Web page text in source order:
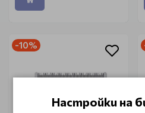
-10%
Настройки на